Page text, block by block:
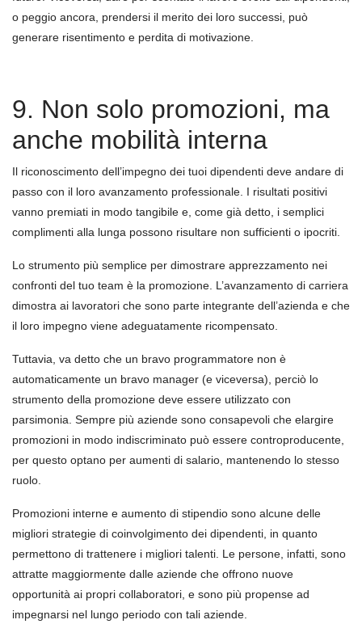
o peggio ancora, prendersi il merito dei loro successi, può
generare risentimento e perdita di motivazione.
9. Non solo promozioni, ma
anche mobilità interna
Il riconoscimento dell’impegno dei tuoi dipendenti deve andare di
passo con il loro avanzamento professionale. I risultati positivi
vanno premiati in modo tangibile e, come già detto, i semplici
complimenti alla lunga possono risultare non sufficienti o ipocriti.
Lo strumento più semplice per dimostrare apprezzamento nei
confronti del tuo team è la promozione. L’avanzamento di carriera
dimostra ai lavoratori che sono parte integrante dell’azienda e che
il loro impegno viene adeguatamente ricompensato.
Tuttavia, va detto che un bravo programmatore non è
automaticamente un bravo manager (e viceversa), perciò lo
strumento della promozione deve essere utilizzato con
parsimonia. Sempre più aziende sono consapevoli che elargire
promozioni in modo indiscriminato può essere controproducente,
per questo optano per aumenti di salario, mantenendo lo stesso
ruolo.
Promozioni interne e aumento di stipendio sono alcune delle
migliori strategie di coinvolgimento dei dipendenti, in quanto
permettono di trattenere i migliori talenti. Le persone, infatti, sono
attratte maggiormente dalle aziende che offrono nuove
opportunità ai propri collaboratori, e sono più propense ad
impegnarsi nel lungo periodo con tali aziende.